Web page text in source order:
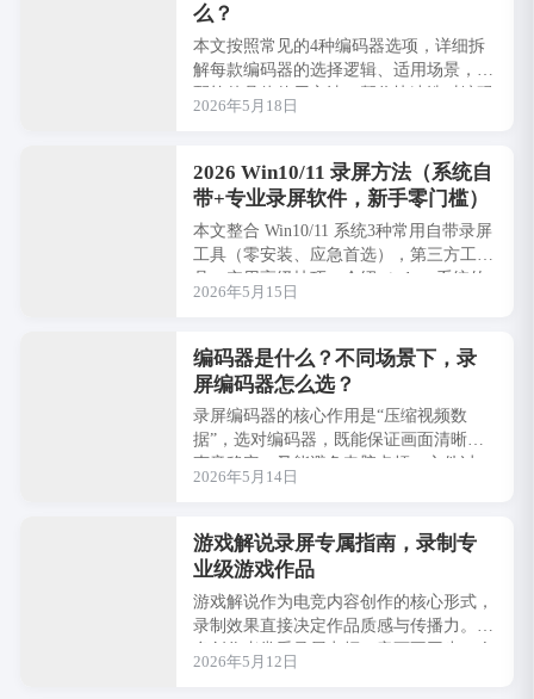
么？
本文按照常见的4种编码器选项，详细拆
解每款编码器的选择逻辑、适用场景，搭
配软件具体使用方法，帮你快速选对编码
器，兼顾录屏画质与流畅度，适配所有电
2026年5月18日
2026 Win10/11 录屏方法（系统自
带+专业录屏软件，新手零门槛）
本文整合 Win10/11 系统3种常用自带录屏
工具（零安装、应急首选），第三方工
具，实用高级技巧，介绍windows系统的
录屏方法，新手可快速上手。 ···
2026年5月15日
编码器是什么？不同场景下，录
屏编码器怎么选？
录屏编码器的核心作用是“压缩视频数
据”，选对编码器，既能保证画面清晰、
声音稳定，又能避免电脑卡顿、文件过
大。核心原则先记好：硬件编码（硬编）
2026年5月14日
游戏解说录屏专属指南，录制专
业级游戏作品
游戏解说作为电竞内容创作的核心形式，
录制效果直接决定作品质感与传播力。许
多创作者常受录屏卡顿、音画不同步、人
声与游戏音效混杂、操作标注不清晰等问
2026年5月12日